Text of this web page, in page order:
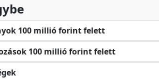
100 millió forint felett
100 millió forint felett